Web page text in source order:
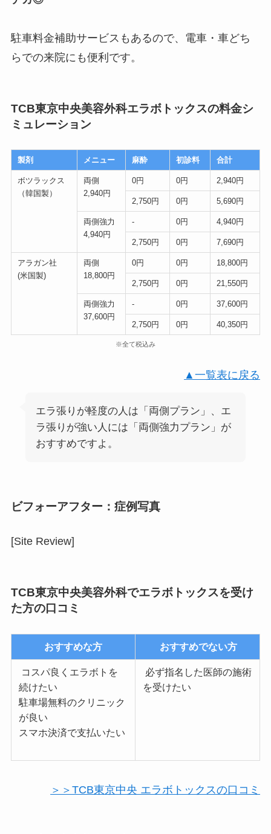
駐車料金補助サービスもあるので、 電車・車どち
らでの来院にも便利 です。
TCB東京中央美容外科エラボトックスの料金シ
ミュレーション
製剤 メニュー 麻酔 初診料 合計
ボツラックス
（韓国製）
両側
2,940円
0円 0円 2,940円
2,750円 0円 5,690円
両側強力
4,940円
- 0円 4,940円
2,750円 0円 7,690円
アラガン社
(米国製)
両側
18,800円
0円 0円 18,800円
2,750円 0円 21,550円
両側強力
37,600円
- 0円 37,600円
2,750円 0円 40,350円
※全て税込み
▲一覧表に戻る
エラ張りが軽度の人は「両側プラン」、エ
ラ張りが強い人には「両側強力プラン」が
おすすめですよ。
ビフォーアフター：症例写真
[Site Review]
TCB東京中央美容外科でエラボトックスを受け
た方の口コミ
おすすめな方 おすすめでない方
コスパ良くエラボトを
続けたい
駐車場無料のクリニック
が良い
スマホ決済で支払いたい
必ず指名した医師の施術
を受けたい
＞＞TCB東京中央 エラボトックスの口コミ